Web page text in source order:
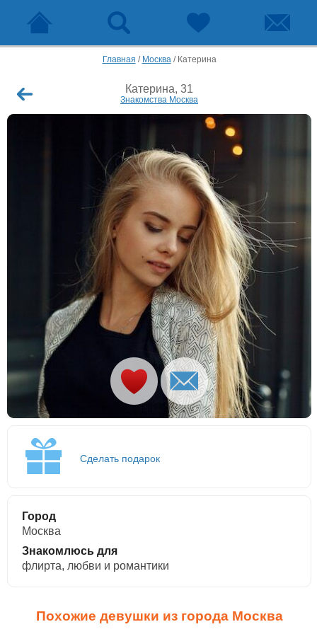
Главная / Москва/ Катерина
Катерина, 31
Знакомства Москва
Сделать подарок
Город
Москва
Знакомлюсь для
флирта, любви и романтики
Похожие девушки из города Москва